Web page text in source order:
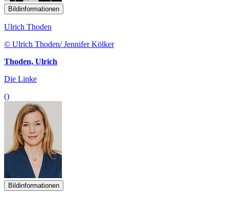
Bildinformationen
Ulrich Thoden
© Ulrich Thoden/ Jennifer Kölker
Thoden, Ulrich
Die Linke
()
Bildinformationen